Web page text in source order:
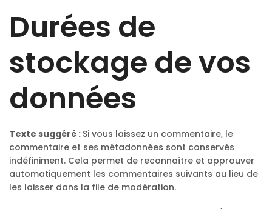
Durées de
stockage de vos
données
Texte suggéré : Si vous laissez un commentaire, le
commentaire et ses métadonnées sont conservés
indéfiniment. Cela permet de reconnaître et approuver
automatiquement les commentaires suivants au lieu de
les laisser dans la file de modération.